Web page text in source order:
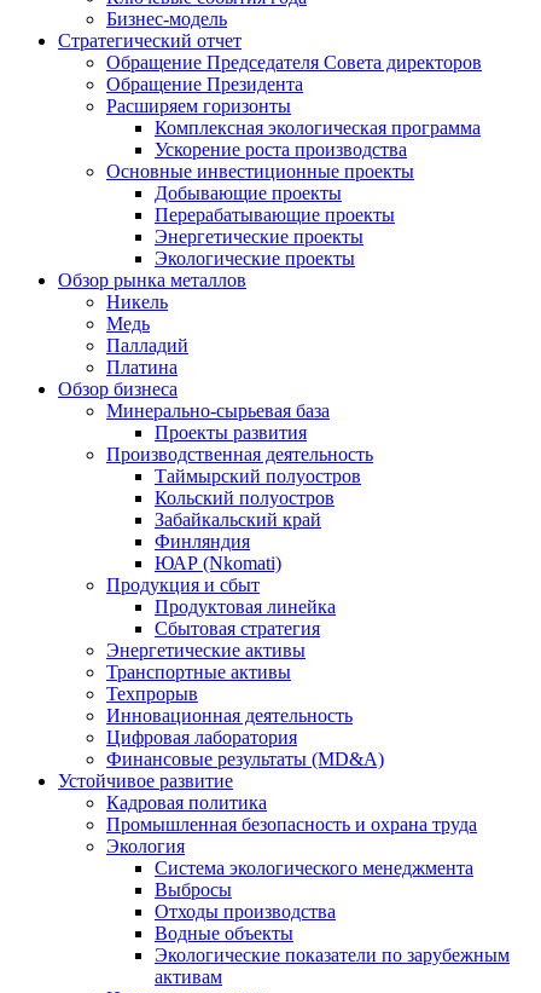
Бизнес-модель
Стратегический отчет
Обращение Председателя Совета директоров
Обращение Президента
Расширяем горизонты
Комплексная экологическая программа
Ускорение роста производства
Основные инвестиционные проекты
Добывающие проекты
Перерабатывающие проекты
Энергетические проекты
Экологические проекты
Обзор рынка металлов
Никель
Медь
Палладий
Платина
Обзор бизнеса
Минерально-сырьевая база
Проекты развития
Производственная деятельность
Таймырский полуостров
Кольский полуостров
Забайкальский край
Финляндия
ЮАР (Nkomati)
Продукция и сбыт
Продуктовая линейка
Сбытовая стратегия
Энергетические активы
Транспортные активы
Техпрорыв
Инновационная деятельность
Цифровая лаборатория
Финансовые результаты (MD&A)
Устойчивое развитие
Кадровая политика
Промышленная безопасность и охрана труда
Экология
Система экологического менеджмента
Выбросы
Отходы производства
Водные объекты
Экологические показатели по зарубежным
активам